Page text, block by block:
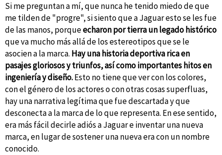
Si me preguntan a mí, que nunca he tenido miedo de que
me tilden de "progre", si siento que a Jaguar esto se les fue
de las manos, porqueecharon por tierra un legado histórico
que va mucho más allá de los estereotipos que se le
asocien a la marca. Hay una historia deportiva rica en
pasajes gloriosos y triunfos, así como importantes hitos en
ingeniería y diseño.Esto no tiene que ver con los colores,
con el género de los actores o con otras cosas superfluas,
hay una narrativa legítima que fue descartada y que
desconecta a la marca de lo que representa. En ese sentido,
era más fácil decirle adiós a Jaguar e inventar una nueva
marca, en lugar de sostener una nueva era con un nombre
conocido.